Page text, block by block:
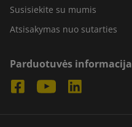
Susisiekite su mumis
Atsisakymas nuo sutarties
Parduotuvės informacija